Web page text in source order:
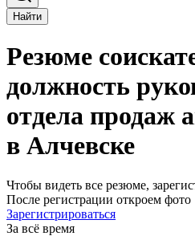
Найти
Резюме
должность
отдела продаж
в Алчевске
Чтобы видеть все резюме,
После регистрации откроем фото
Зарегистрироваться
За всё время